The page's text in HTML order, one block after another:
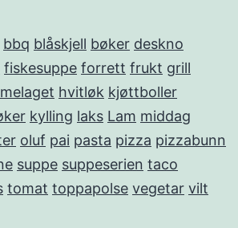
bbq blåskjell bøker deskno
fiskesuppe forrett frukt grill
hvitløk kjøttboller
kylling laks Lam middag
oluf pai pasta pizza pizzabunn
suppe suppeserien taco
tomat toppapolse vegetar vilt